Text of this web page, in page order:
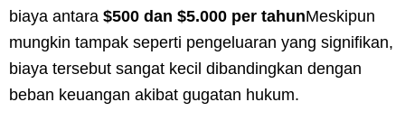
biaya antara $500 dan $5.000 per tahunMeskipun
mungkin tampak seperti pengeluaran yang signifikan,
biaya tersebut sangat kecil dibandingkan dengan
beban keuangan akibat gugatan hukum.